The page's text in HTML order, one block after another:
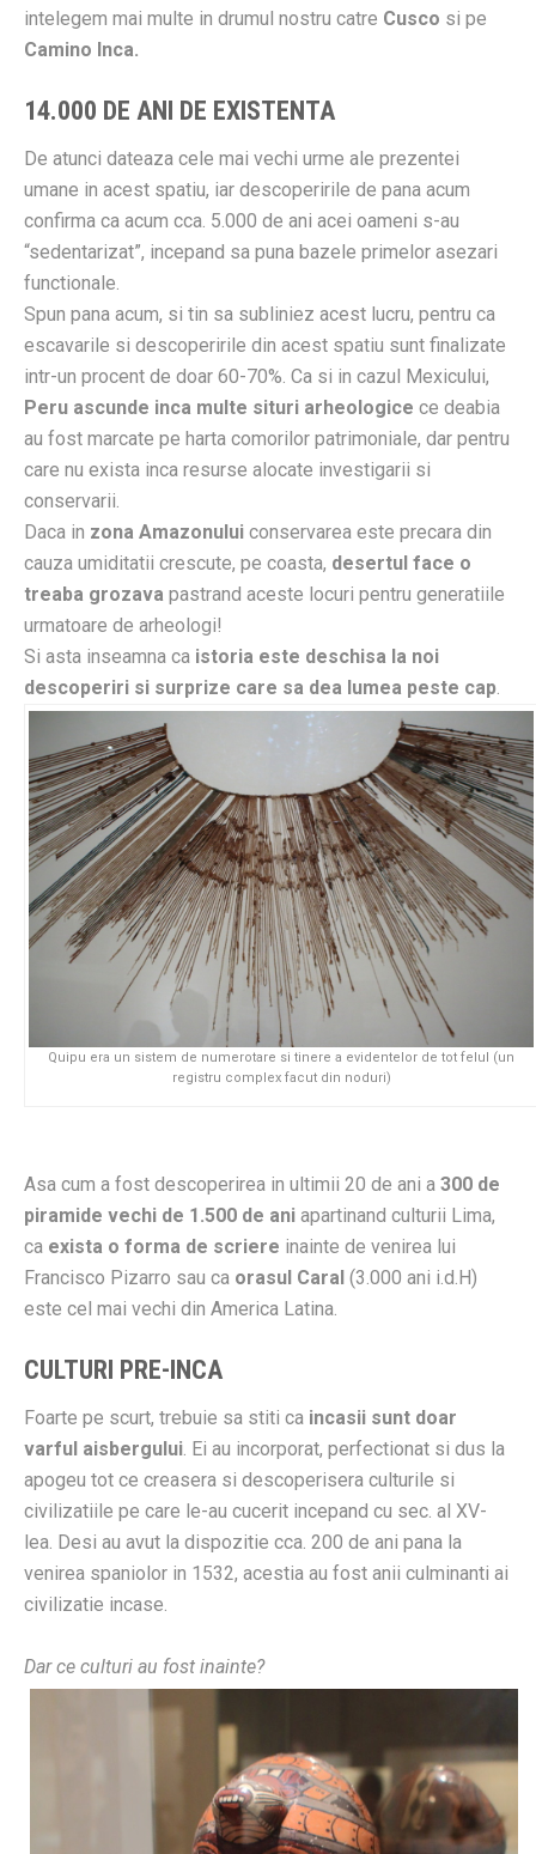
intelegem mai multe in drumul nostru catre Cusco si pe
Camino Inca.
14.000 DE ANI DE EXISTENTA
De atunci dateaza cele mai vechi urme ale prezentei
umane in acest spatiu, iar descoperirile de pana acum
confirma ca acum cca. 5.000 de ani acei oameni s-au
“sedentarizat”, incepand sa puna bazele primelor asezari
functionale.
Spun pana acum, si tin sa subliniez acest lucru, pentru ca
escavarile si descoperirile din acest spatiu sunt finalizate
intr-un procent de doar 60-70%. Ca si in cazul Mexicului,
Peru ascunde inca multe situri arheologice ce deabia
au fost marcate pe harta comorilor patrimoniale, dar pentru
care nu exista inca resurse alocate investigarii si
conservarii.
Daca in zona Amazonului conservarea este precara din
cauza umiditatii crescute, pe coasta, desertul face o
treaba grozava pastrand aceste locuri pentru generatiile
urmatoare de arheologi!
Si asta inseamna ca istoria este deschisa la noi
descoperiri si surprize care sa dea lumea peste cap
Quipu era un sistem de numerotare si tinere a evidentelor de tot felul (un
registru complex facut din noduri)
Asa cum a fost descoperirea in ultimii 20 de ani a 300 de
piramide vechi de 1.500 de ani apartinand culturii Lima,
ca exista o forma de scriere inainte de venirea lui
Francisco Pizarro sau ca orasul Caral (3.000 ani i.d.H)
este cel mai vechi din America Latina.
CULTURI PRE-INCA
Foarte pe scurt, trebuie sa stiti ca incasii sunt doar
varful aisbergului . Ei au incorporat, perfectionat si dus la
apogeu tot ce creasera si descoperisera culturile si
civilizatiile pe care le-au cucerit incepand cu sec. al XV-
lea. Desi au avut la dispozitie cca. 200 de ani pana la
venirea spaniolor in 1532, acestia au fost anii culminanti ai
civilizatie incase.
Dar ce culturi au fost inainte?